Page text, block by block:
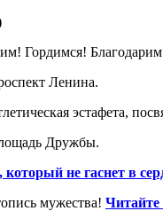
Гордимся!
Ленина.
эстафета,
Дружбы.
который не гаснет в
мужества! Читайте